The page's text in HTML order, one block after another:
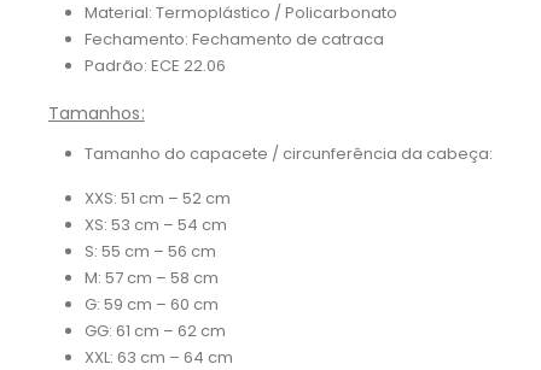
Material: Termoplástico / Policarbonato
Fechamento: Fechamento de catraca
Padrão: ECE 22.06
Tamanhos:
Tamanho do capacete / circunferência da cabeça:
XXS: 51 cm – 52 cm
XS: 53 cm – 54 cm
S: 55 cm – 56 cm
M: 57 cm – 58 cm
G: 59 cm – 60 cm
GG: 61 cm – 62 cm
XXL: 63 cm – 64 cm